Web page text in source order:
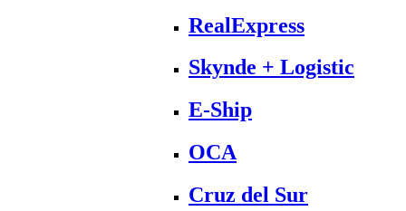
RealExpress
Skynde + Logistic
E-Ship
OCA
Cruz del Sur